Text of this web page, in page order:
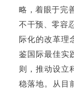
略，着眼于完
不干预、零容
际化的改革理
鉴国际最佳实
则，推动设立
稳落地。从目